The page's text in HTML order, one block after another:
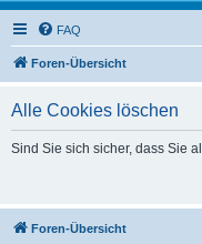
FAQ
Foren-Übersicht
Alle Cookies löschen
Sind Sie sich sicher, dass Sie
Foren-Übersicht